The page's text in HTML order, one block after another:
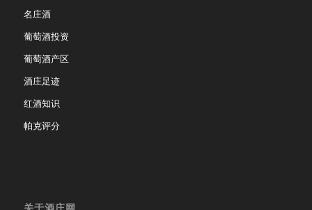
名庄酒
葡萄酒投资
葡萄酒产区
酒庄足迹
红酒知识
帕克评分
关于酒庄网